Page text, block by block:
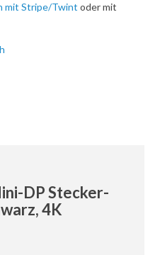
mit Stripe/Twint oder mit
DP Stecker-
4K